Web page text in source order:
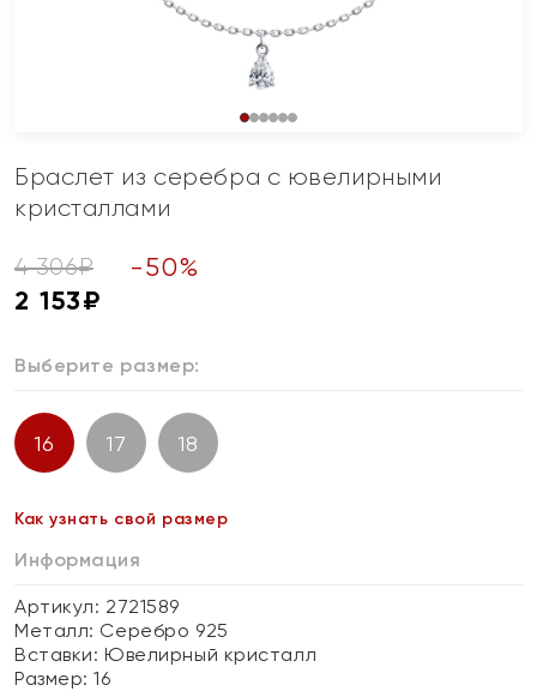
Браслет из серебра с ювелирными
кристаллами
4 306₽ -50%
2 153₽
Выберите размер:
16 17 18
Как узнать свой размер
Информация
Артикул: 2721589
Металл: Серебро 925
Вставки:Ювелирный кристалл
Размер:16